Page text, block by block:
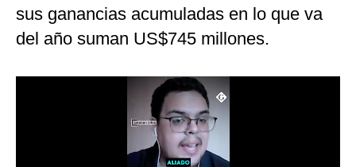
Mix
sus ganancias acumuladas en lo que va
del año suman US$745 millones.